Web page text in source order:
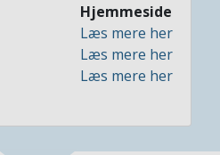
Hjemmeside
Læs mere her
Læs mere her
Læs mere her